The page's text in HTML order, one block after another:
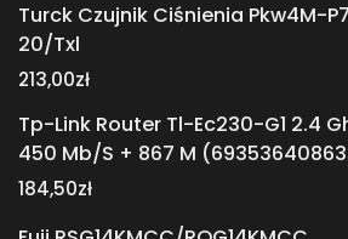
Turck Czujnik Ciśnienia Pkw4M-
20/Txl
213,00zł
Tp-Link Router Tl-Ec230-G1 2.4
450 Mb/S + 867 M
184,50zł